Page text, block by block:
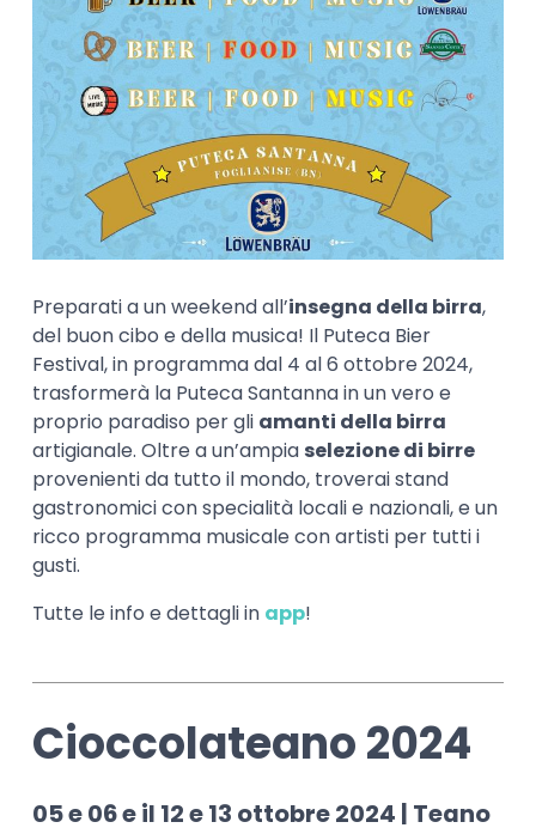
Preparati a un weekend all’insegna della birra,
del buon cibo e della musica! Il Puteca Bier
Festival, in programma dal 4 al 6 ottobre 2024,
trasformerà la Puteca Santanna in un vero e
proprio paradiso per gli amanti della birra
artigianale. Oltre a un’ampia selezione di birre
provenienti da tutto il mondo, troverai stand
gastronomici con specialità locali e nazionali, e un
ricco programma musicale con artisti per tutti i
gusti.
Tutte le info e dettagli in app!
Cioccolateano 2024
05 e 06 e il 12 e 13 ottobre 2024 | Teano